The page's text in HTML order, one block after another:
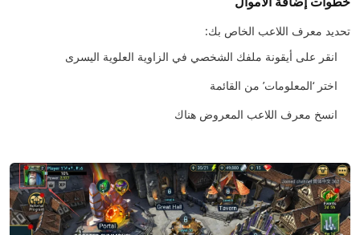
تحديد معرف اللاعب الخاص بك:
انقر على أيقونة ملفك الشخصي في الزاوية العلوية اليسرى
اختر ‘المعلومات’ من القائمة
انسخ معرف اللاعب المعروض هناك